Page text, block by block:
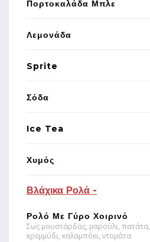
Πορτοκαλάδα Μπλε
Λεμονάδα
Sprite
Σόδα
Ice Tea
Χυμός
Βλάχικα Ρολά -
Ρολό Με Γύρο Χοιρινό
Σως μουστάρδας, μαρούλι, πατάτα,
κρεμμύδι, καλαμπόκι, ντομάτα